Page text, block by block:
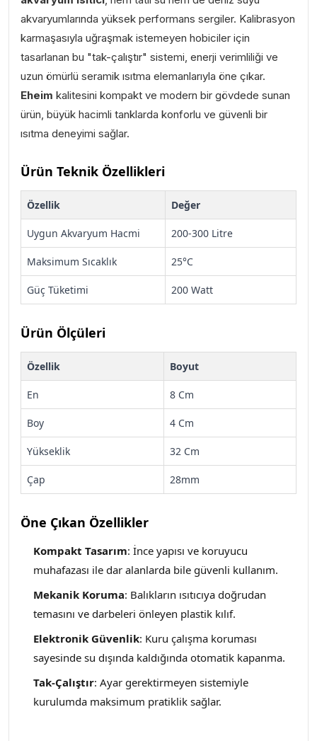
akvaryumlarında yüksek performans sergiler. Kalibrasyon
karmaşasıyla uğraşmak istemeyen hobiciler için
tasarlanan bu "tak-çalıştır" sistemi, enerji verimliliği ve
uzun ömürlü seramik ısıtma elemanlarıyla öne çıkar.
Eheim kalitesini kompakt ve modern bir gövdede sunan
ürün, büyük hacimli tanklarda konforlu ve güvenli bir
ısıtma deneyimi sağlar.
Ürün Teknik Özellikleri
Özellik Değer
Uygun Akvaryum Hacmi 200-300 Litre
Maksimum Sıcaklık 25°C
Güç Tüketimi 200 Watt
Ürün Ölçüleri
Özellik Boyut
En 8 Cm
Boy 4 Cm
Yükseklik 32 Cm
Çap 28mm
Öne Çıkan Özellikler
Kompakt Tasarım: İnce yapısı ve koruyucu
muhafazası ile dar alanlarda bile güvenli kullanım.
Mekanik Koruma: Balıkların ısıtıcıya doğrudan
temasını ve darbeleri önleyen plastik kılıf.
Elektronik Güvenlik: Kuru çalışma koruması
sayesinde su dışında kaldığında otomatik kapanma.
Tak-Çalıştır: Ayar gerektirmeyen sistemiyle
kurulumda maksimum pratiklik sağlar.